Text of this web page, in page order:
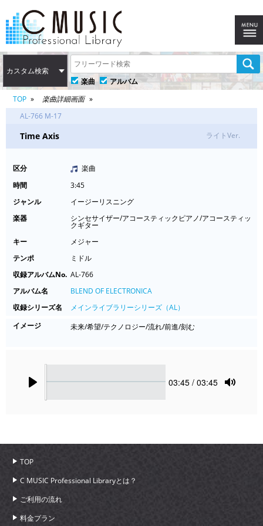
カスタム検索
楽曲
アルバム
TOP
楽曲詳細画面
AL-766 M-17
Time Axis ライトVer.
区分
楽曲
時間
3:45
ジャンル
イージーリスニング
楽器
シンセサイザー/アコースティックピアノ/アコースティッ
クギター
キー
メジャー
テンポ
ミドル
収録アルバムNo. AL-766
アルバム名
BLEND OF ELECTRONICA
収録シリーズ名
メインライブラリーシリーズ（AL）
イメージ
未来/希望/テクノロジー/流れ/前進/刻む
Current
03:45 / 03:45
TOP
C MUSIC Professional Libraryとは？
ご利用の流れ
料金プラン